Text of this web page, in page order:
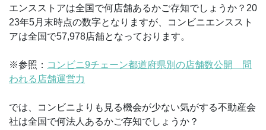
エンスストアは全国で何店舗あるかご存知でしょうか？20
23年5月末時点の数字となりますが、コンビニエンススト
アは全国で57,978店舗となっております。
※参照： コンビニ9チェーン都道府県別の店舗数公開 問
われる店舗運営力
では、コンビニよりも見る機会が少ない気がする不動産会
社は全国で何法人あるかご存知でしょうか？